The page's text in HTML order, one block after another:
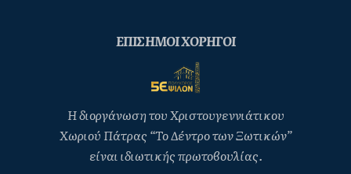
ΕΠΙΣΗΜΟΙ ΧΟΡΗΓΟΙ
Η διοργάνωση του Χριστουγεννιάτικου
Χωριού Πάτρας “Το Δέντρο των Ξωτικών”
είναι ιδιωτικής πρωτοβουλίας.